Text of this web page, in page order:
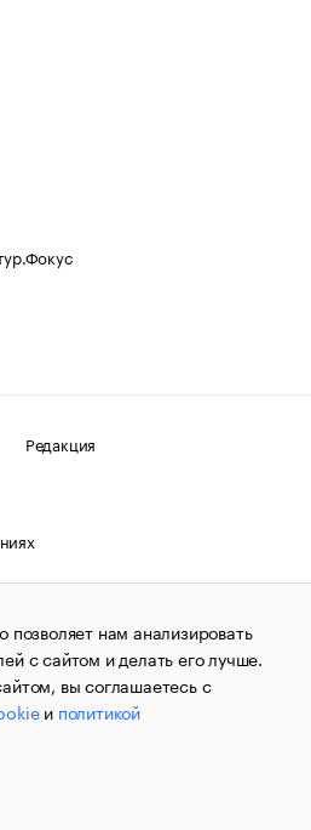
Редакция
О соблюдении авторских прав
1995–2026.Сообщения
агентства «РБК»
службой по надзору в сфере
и массовых
09.12.2015 за номером ИА
пометкой «РБК». Отдельные
информацию,
нам анализировать
с сайтом и делать его лучше.
вы соглашаетесь с
и политикой